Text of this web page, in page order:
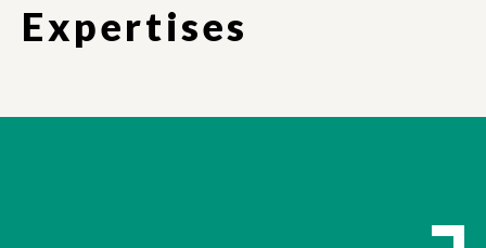
Expertises